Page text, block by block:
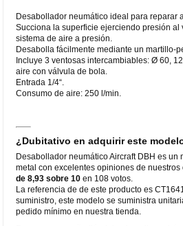
Desabollador neumático ideal para reparar
Succiona la superficie ejerciendo presión al
sistema de aire a presión.
Desabolla fácilmente mediante un martillo-
Incluye 3 ventosas intercambiables: Ø 60,
aire con válvula de bola.
Entrada 1/4“.
Consumo de aire: 250 l/min.
¿Dubitativo en adquirir este
Desabollador neumático Aircraft DBH es un
metal con excelentes opiniones de
de 8,93 sobre 10 en 108 votos.
La referencia de de este producto es
suministro, este modelo se suministra
pedido mínimo en nuestra tienda.